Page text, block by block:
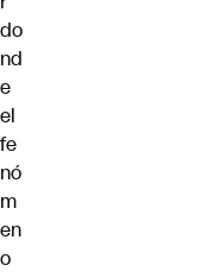
do
nd
e
el
fe
nó
m
en
o